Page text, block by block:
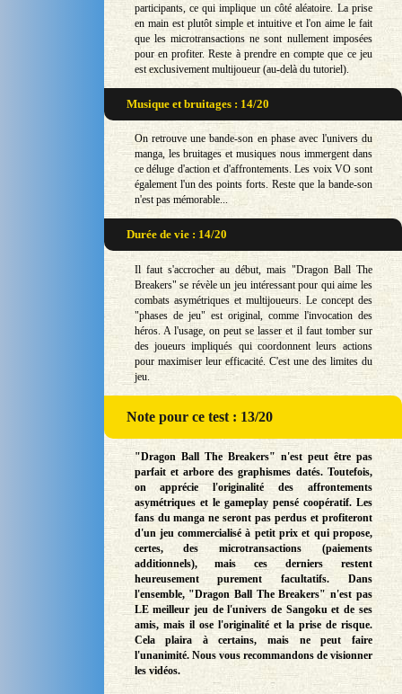
participants, ce qui implique un côté aléatoire. La prise
en main est plutôt simple et intuitive et l'on aime le fait
que les microtransactions ne sont nullement imposées
pour en profiter. Reste à prendre en compte que ce jeu
est exclusivement multijoueur (au-delà du tutoriel).
Musique et bruitages : 14/20
On retrouve une bande-son en phase avec l'univers du
manga, les bruitages et musiques nous immergent dans
ce déluge d'action et d'affrontements. Les voix VO sont
également l'un des points forts. Reste que la bande-son
n'est pas mémorable...
Durée de vie : 14/20
Il faut s'accrocher au début, mais "Dragon Ball The
Breakers" se révèle un jeu intéressant pour qui aime les
combats asymétriques et multijoueurs. Le concept des
"phases de jeu" est original, comme l'invocation des
héros. A l'usage, on peut se lasser et il faut tomber sur
des joueurs impliqués qui coordonnent leurs actions
pour maximiser leur efficacité. C'est une des limites du
jeu.
Notepour ce test : 13/20
"Dragon Ball The Breakers" n'est peut être pas
parfait et arbore des graphismes datés. Toutefois,
on apprécie l'originalité des affrontements
asymétriques et le gameplay pensé coopératif. Les
fans du manga ne seront pas perdus et profiteront
d'un jeu commercialisé à petit prix et qui propose,
certes, des microtransactions (paiements
additionnels), mais ces derniers restent
heureusement purement facultatifs. Dans
l'ensemble, "Dragon Ball The Breakers" n'est pas
LE meilleur jeu de l'univers de Sangoku et de ses
amis, mais il ose l'originalité et la prise de risque.
Cela plaira à certains, mais ne peut faire
l'unanimité. Nous vous recommandons de visionner
les vidéos.